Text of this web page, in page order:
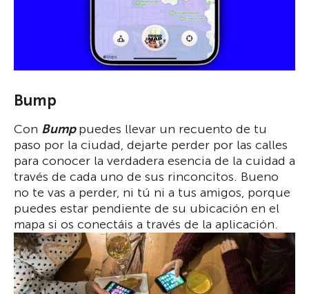
Bump
Con Bump puedes llevar un recuento de tu
paso por la ciudad, dejarte perder por las calles
para conocer la verdadera esencia de la cuidad a
través de cada uno de sus rinconcitos. Bueno
no te vas a perder, ni tú ni a tus amigos, porque
puedes estar pendiente de su ubicación en el
mapa si os conectáis a través de la aplicación.